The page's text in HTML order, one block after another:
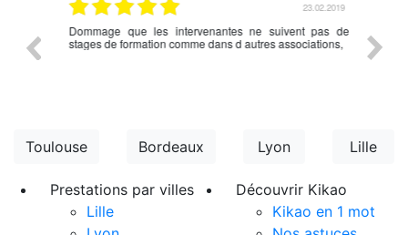
23.02.2019
Dommage que les intervenantes ne suivent pas de
stages de formation comme dans d autres associations,
Toulouse Bordeaux Lyon Lille
Prestations par villes
Lille
Découvrir Kikao
Kikao en 1 mot